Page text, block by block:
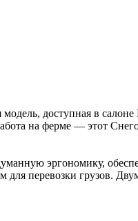
доступная в
на ферме — этот
эргономику,
для перевозки грузов.